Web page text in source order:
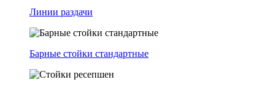
Линии раздачи
Барные стойки стандартные